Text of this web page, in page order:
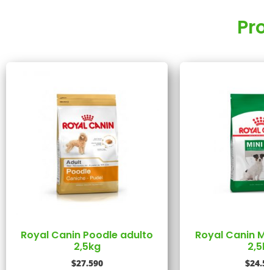
Royal Canin Poodle adulto
2,5kg
$27.590
Royal Canin
$